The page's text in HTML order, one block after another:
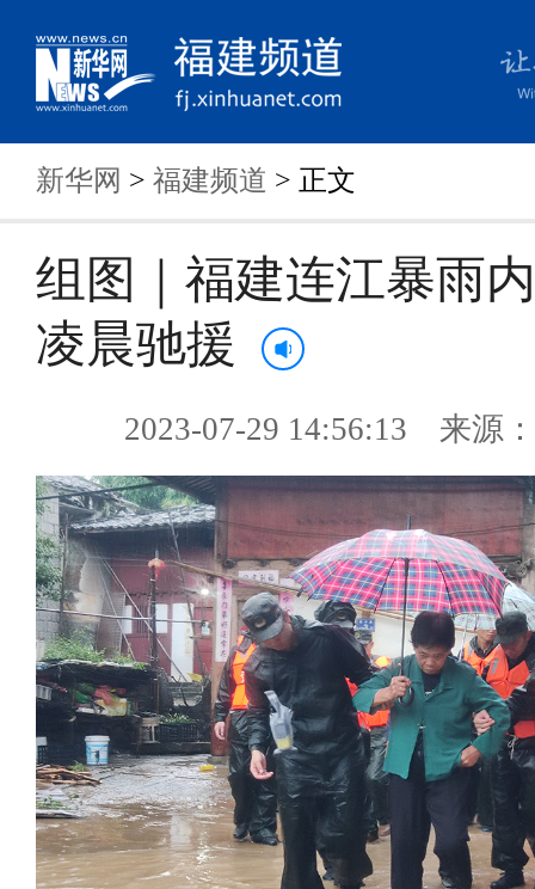
新华网 > 福建频道 > 正文
组图｜福建连江暴雨
凌晨驰援
2023-07-29 14:56:13 来源